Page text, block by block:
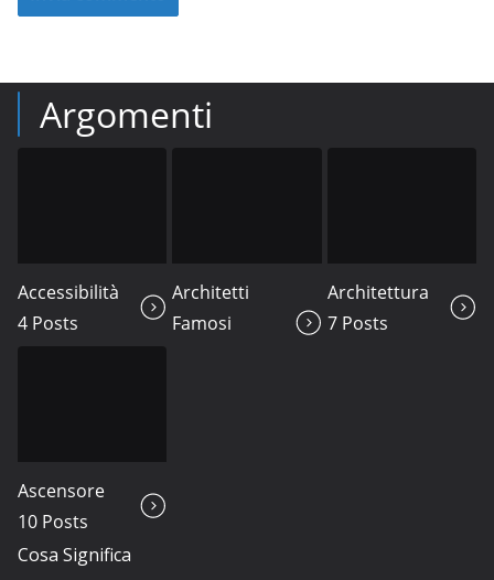
Argomenti
Accessibilità
4 Posts
Architetti
Famosi
Architettura
7 Posts
Ascensore
10 Posts
Cosa Significa